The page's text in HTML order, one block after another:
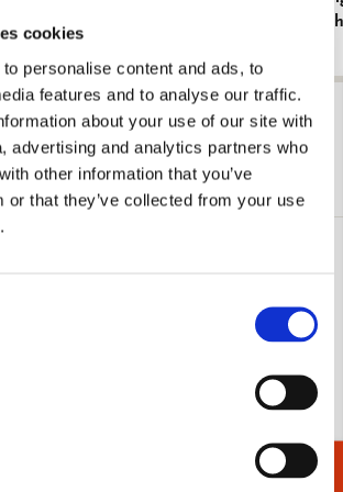
cookies
personalise content and ads, to
features and to analyse our traffic.
about your use of our site with
advertising and analytics partners who
other information that you’ve
or that they’ve collected from your use
Rietveld
Rietveld
Schröderhuis